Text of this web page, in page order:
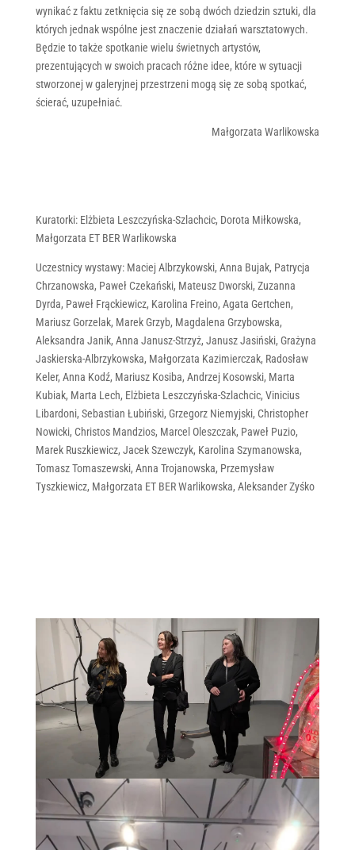
wynikać z faktu zetknięcia się ze sobą dwóch dziedzin sztuki, dla
których jednak wspólne jest znaczenie działań warsztatowych.
Będzie to także spotkanie wielu świetnych artystów,
prezentujących w swoich pracach różne idee, które w sytuacji
stworzonej w galeryjnej przestrzeni mogą się ze sobą spotkać,
ścierać, uzupełniać.
Małgorzata Warlikowska
Kuratorki: Elżbieta Leszczyńska-Szlachcic, Dorota Miłkowska,
Małgorzata ET BER Warlikowska
Uczestnicy wystawy: Maciej Albrzykowski, Anna Bujak, Patrycja
Chrzanowska, Paweł Czekański, Mateusz Dworski, Zuzanna
Dyrda, Paweł Frąckiewicz, Karolina Freino, Agata Gertchen,
Mariusz Gorzelak, Marek Grzyb, Magdalena Grzybowska,
Aleksandra Janik, Anna Janusz-Strzyż, Janusz Jasiński, Grażyna
Jaskierska-Albrzykowska, Małgorzata Kazimierczak, Radosław
Keler, Anna Kodź, Mariusz Kosiba, Andrzej Kosowski, Marta
Kubiak, Marta Lech, Elżbieta Leszczyńska-Szlachcic, Vinicius
Libardoni, Sebastian Łubiński, Grzegorz Niemyjski, Christopher
Nowicki, Christos Mandzios, Marcel Oleszczak, Paweł Puzio,
Marek Ruszkiewicz, Jacek Szewczyk, Karolina Szymanowska,
Tomasz Tomaszewski, Anna Trojanowska, Przemysław
Tyszkiewicz, Małgorzata ET BER Warlikowska, Aleksander Zyśko